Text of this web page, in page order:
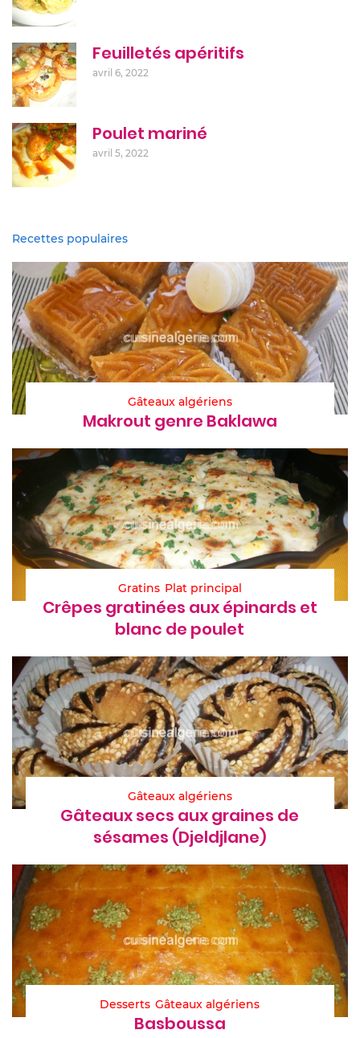
Feuilletés apéritifs
avril 6, 2022
Poulet mariné
avril 5, 2022
Recettes populaires
Gâteaux algériens
Makrout genre Baklawa
Gratins Plat principal
Crêpes gratinées aux épinards et
blanc de poulet
Gâteaux algériens
Gâteaux secs aux graines de
sésames (Djeldjlane)
Desserts Gâteaux algériens
Basboussa